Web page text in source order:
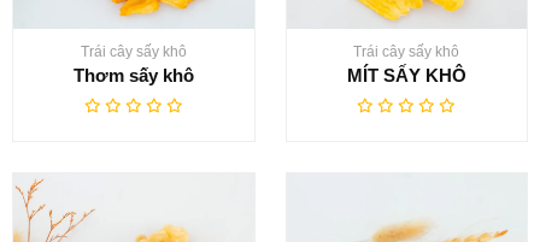
Trái cây sấy khô
Thơm sấy khô
Trái cây sấy khô
MÍT SẤY KHÔ